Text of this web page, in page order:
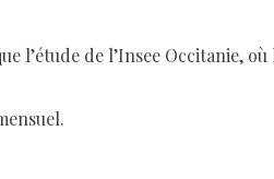
l’étude de l’Insee Occitanie,